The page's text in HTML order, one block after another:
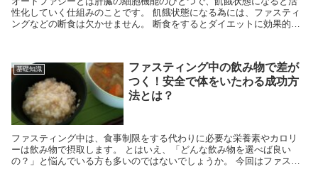
性化していく仕組みのことです。 飢餓状態になる為には、ファスティ
ングなどの断食は欠かせません。 断食をするとダイエットに効果的で
基礎知識
ファスティング中の飲み物で差が
つく！安全で体をいたわる成功方
法とは？
ファスティング中は、食事制限をする代わりに必要な栄養素やカロリ
ーは飲み物で摂取します。 とはいえ、「どんな飲み物を選べば良い
の？」と悩んでいる方も多いのではないでしょうか。 今回はファステ